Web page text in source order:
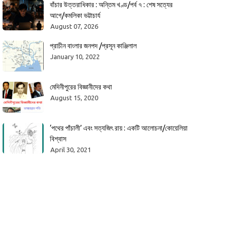
বাঁচার উত্তরাধিকার : অন্তিম খণ্ড/পর্ব ৭ : শেষ সত্যের
আগে/কমলিকা ভট্টাচার্য
August 07, 2026
প্রাচীন বাংলার জনপদ /প্রসূন কাঞ্জিলাল
January 10, 2022
মেদিনীপুরের বিজ্ঞানীদের কথা
August 15, 2020
‘পথের পাঁচালী’ এবং সত্যজিৎ রায় : একটি আলোচনা/কোয়েলিয়া
বিশ্বাস
April 30, 2021